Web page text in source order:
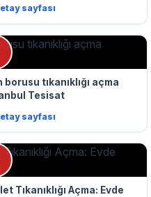
sayfası
tıkanıklığı açma
Tesisat
sayfası
Tıkanıklığı Açma: Evde